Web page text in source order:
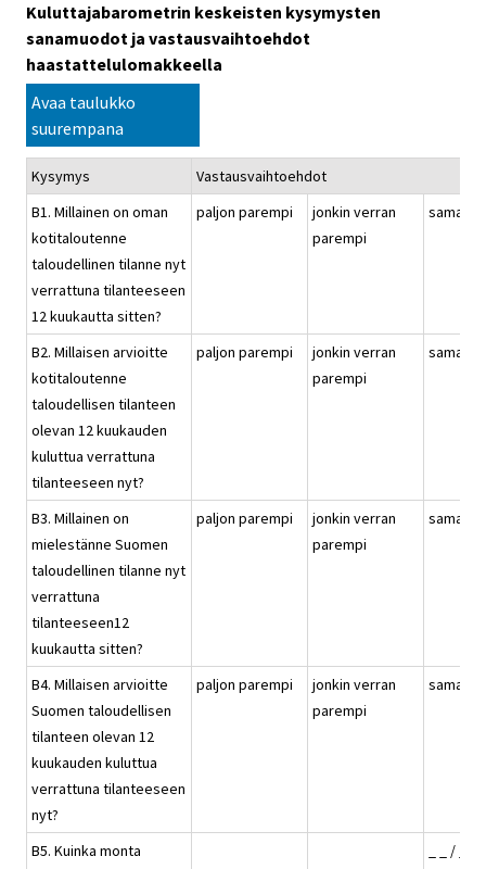
Kuluttajabarometrin keskeisten kysymysten
sanamuodot ja vastausvaihtoehdot
haastattelulomakkeella
Avaa taulukko
suurempana
Kysymys
Vastausvaihtoehdot
B1. Millainen on oman
kotitaloutenne
taloudellinen tilanne nyt
verrattuna tilanteeseen
12 kuukautta sitten?
paljon parempi
jonkin verran
parempi
B2. Millaisen arvioitte
kotitaloutenne
taloudellisen tilanteen
olevan 12 kuukauden
kuluttua verrattuna
tilanteeseen nyt?
paljon parempi
jonkin verran
parempi
B3. Millainen on
mielestänne Suomen
taloudellinen tilanne nyt
verrattuna
tilanteeseen12
kuukautta sitten?
paljon parempi
jonkin verran
parempi
B4. Millaisen arvioitte
Suomen taloudellisen
tilanteen olevan 12
kuukauden kuluttua
verrattuna tilanteeseen
nyt?
paljon parempi
jonkin verran
parempi
B5. Kuinka monta
_ _ / _ %